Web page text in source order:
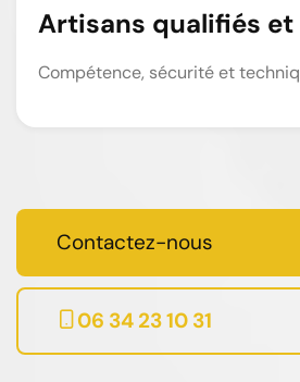
Artisans qualifiés
Compétence, sécurité et
Contactez-nous
06 34 23 10 31